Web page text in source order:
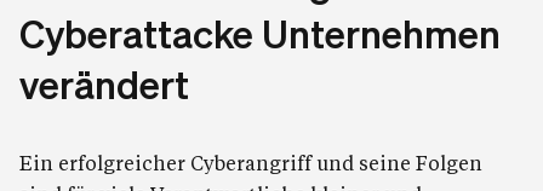
Cyberattacke Unternehmen
verändert
Ein erfolgreicher Cyberangriff und seine Folgen